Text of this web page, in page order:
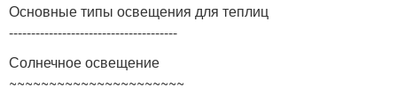
Основные типы освещения для теплиц
--------------------------------------
Солнечное освещение
~~~~~~~~~~~~~~~~~~~~~~